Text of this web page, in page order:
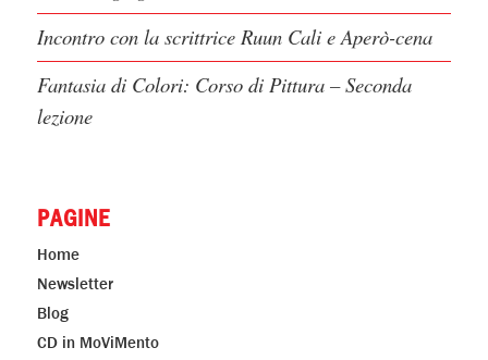
Incontro con la scrittrice Ruun Cali e Aperò-cena
Fantasia di Colori: Corso di Pittura – Seconda
lezione
PAGINE
Home
Newsletter
Blog
CD in MoViMento